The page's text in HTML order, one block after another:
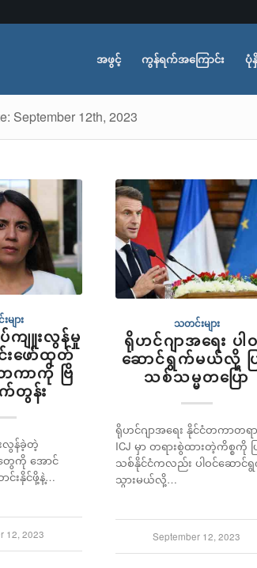
အဖွင့် ကွန်ရက်အကြောင်း ပုံ
September 12th, 2023
ျား
ပ်ကျူးလွန်မှု
းဖော်ထုတ်
ကာကို ဗြိ
တွန်း
လွန်ခဲ့တဲ့
ေကို အောင်
င်းနိုင်ဖို့နဲ့…
12, 2023
သတင်းများ
ရိုဟင်ဂျာအရေး ပါ
ဆောင်ရွက်မယ်လို့ ပ
သစ်သမ္မတပြော
ရိုဟင်ဂျာအရေး နိုင်ငံတကာတရာ
ICJ မှာ တရားစွဲထားတဲ့ကိစ္စကို ပ
သစ်နိုင်ငံကလည်း ပါဝင်ဆောင်
သွားမယ်လို့…
September 12, 2023